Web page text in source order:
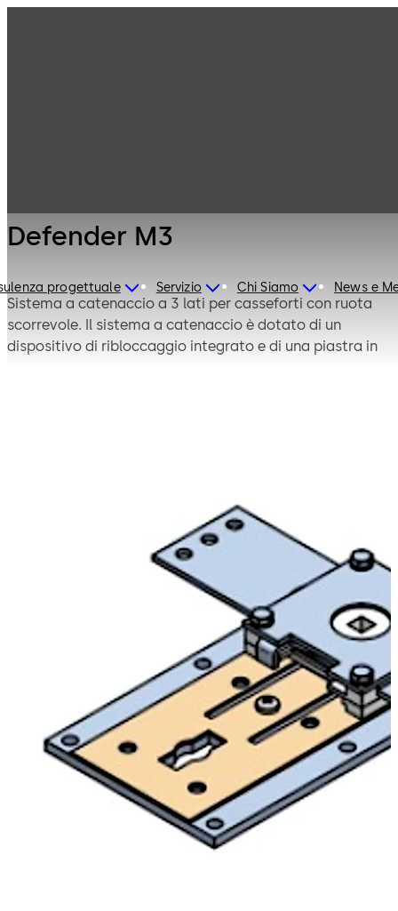
progettuale Servizio Chi Siamo News e
Defender M3
Sistema a catenaccio a 3 lati per casseforti con ruota
scorrevole. Il sistema a catenaccio è dotato di un
dispositivo di ribloccaggio integrato e di una piastra in